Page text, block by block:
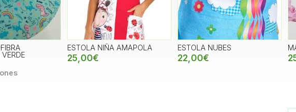
ESTOLA NIÑA AMAPOLA
25,00€
ESTOLA NUBES
22,00€